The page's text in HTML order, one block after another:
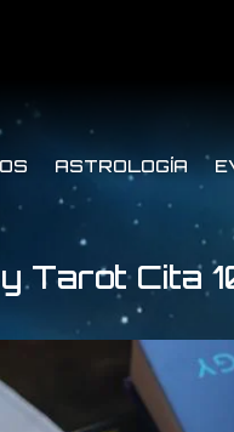
ASTROLOGÍA
Tarot Cita